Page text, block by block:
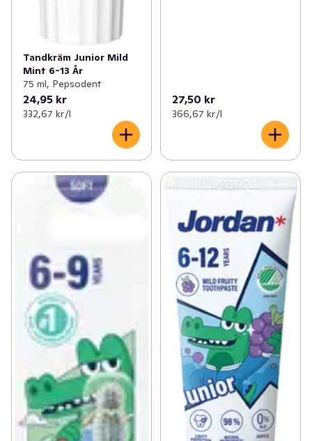
Tandkräm Junior Mild
Mint 6-13 År
75 ml, Pepsodent
24,95 kr
332,67 kr /l
27,50 kr
366,67 kr /l